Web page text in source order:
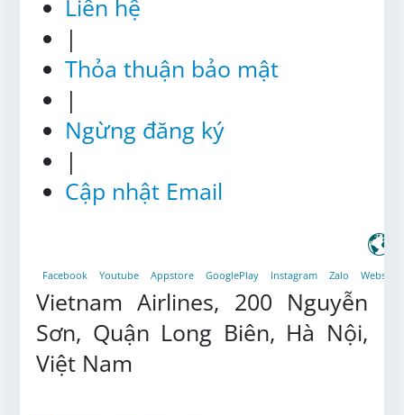
Liên hệ
|
Thỏa thuận bảo mật
|
Ngừng đăng ký
|
Cập nhật Email
Facebook Youtube Appstore GooglePlay Instagram Zalo Website
Vietnam Airlines, 200 Nguyễn
Sơn, Quận Long Biên, Hà Nội,
Việt Nam